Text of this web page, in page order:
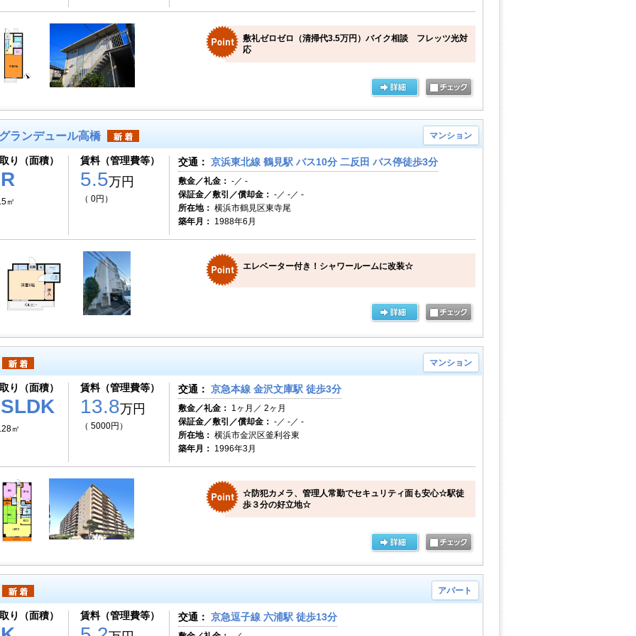
敷礼ゼロゼロ（清掃代3.5万円）バイク相談 フレッツ光対
応
ランデュール高橋 マンション
り（面積）
㎡
賃料（管理費等）
5.5万円
（ 0円）
交通： 京浜東北線 鶴見駅 バス10分 二反田 バス停徒歩3分
敷金／礼金： -／ -
保証金／敷引／償却金： -／ -／ -
所在地： 横浜市鶴見区東寺尾
築年月： 1988年6月
エレベーター付き！シャワールームに改装☆
マンション
り（面積）
㎡
賃料（管理費等）
13.8万円
（ 5000円）
交通： 京急本線 金沢文庫駅 徒歩3分
敷金／礼金： 1ヶ月／ 2ヶ月
保証金／敷引／償却金： -／ -／ -
所在地： 横浜市金沢区釜利谷東
築年月： 1996年3月
☆防犯カメラ、管理人常勤でセキュリティ面も安心☆駅徒
歩３分の好立地☆
アパート
り（面積） 賃料（管理費等） 交通： 京急逗子線 六浦駅 徒歩13分